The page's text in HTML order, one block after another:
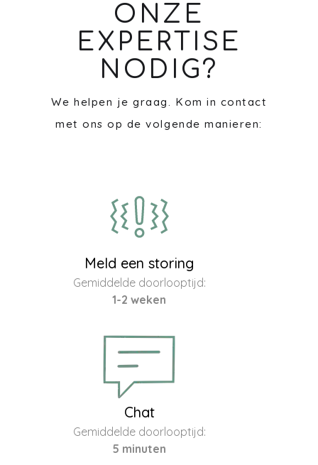
ONZE
EXPERTISE
NODIG?
We helpen je graag. Kom in contact
met ons op de volgende manieren:
Meld een storing
Gemiddelde doorlooptijd:
1-2 weken
Chat
Gemiddelde doorlooptijd:
5 minuten